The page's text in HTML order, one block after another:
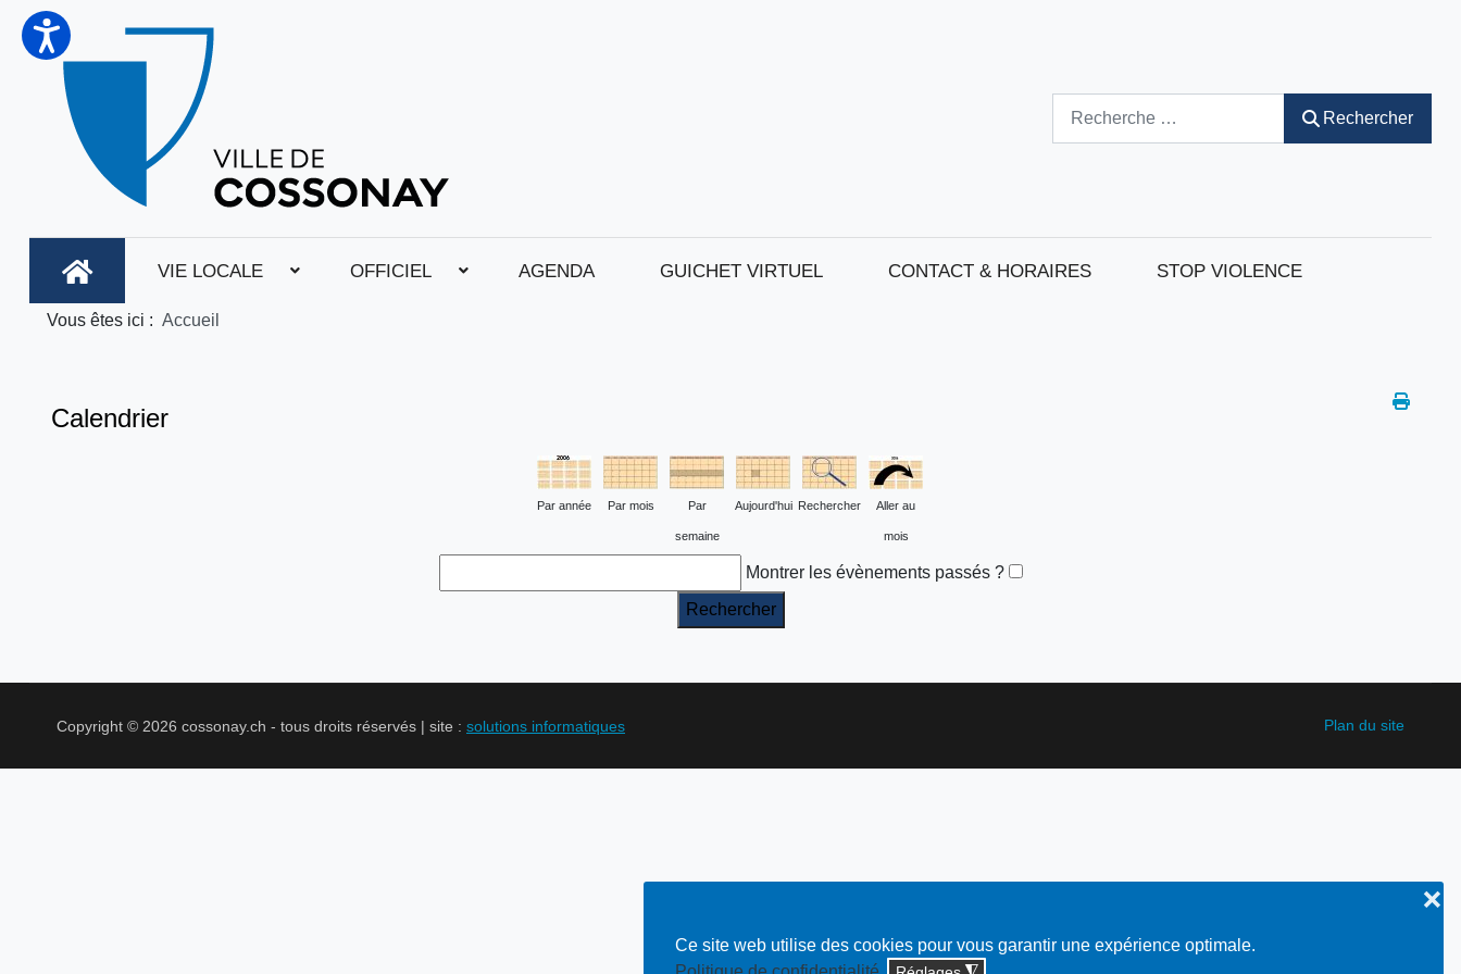
Ce site web utilise des cookies pour vous garantir une expérience optimale.
❌
Rechercher
VIE LOCALE OFFICIEL AGENDA GUICHET VIRTUEL CONTACT & HORAIRES STOP VIOLENCE
Vous êtes ici : Accueil
Calendrier
Par année Par mois Par
semaine
Aujourd'hui Rechercher Aller au
mois
Montrer les évènements passés ?
Copyright © 2026 cossonay.ch - tous droits réservés | site : solutions informatiques Plan du site